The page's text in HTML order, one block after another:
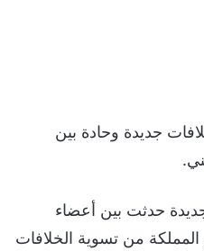
جديدة وحادة بين
حدثت بين أعضاء
من تسوية الخلافات